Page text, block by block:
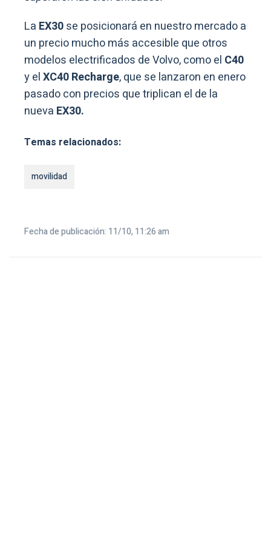
La EX30se posicionará en nuestro mercado a
un precio mucho más accesible que otros
modelos electrificados de Volvo, como el C40
y elXC40 Recharge, que se lanzaron en enero
pasado con precios que triplican el de la
nueva EX30.
Temas relacionados:
movilidad
Fecha de publicación: 11/10, 11:26 am